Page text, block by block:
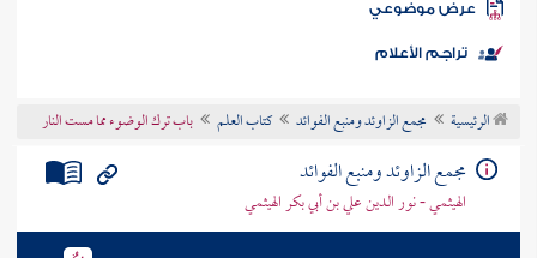
الكتب
موضوعي
تراجم الأعلام
الرئيسية مجمع الزاوئد ومنبع الفوائد كتاب العلم باب ترك الوضوء مما مست النار
مجمع الزاوئد ومنبع الفوائد
الهيثمي - نور الدين علي بن أبي بكر الهيثمي